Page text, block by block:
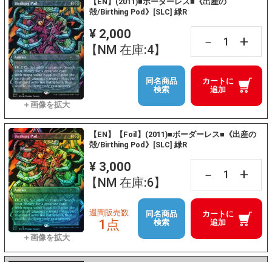
殻/Birthing Pod》[SLC] 緑R
¥ 2,000
【NM 在庫:4】
－ +
カートに
追加
同名商品
検索
【EN】【Foil】(2011)■ボーダーレス■《出産の
殻/Birthing Pod》[SLC] 緑R
¥ 3,000
【NM 在庫:6】
－ +
カートに
追加
週間販売数
1点
同名商品
検索